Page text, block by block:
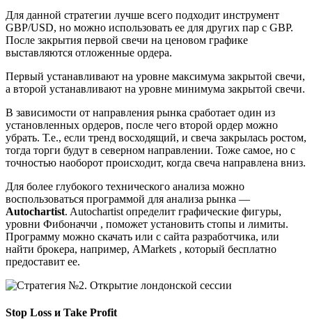
Для данной стратегии лучше всего подходит инструмент
GBP/USD, но можно использовать ее для других пар с GBP.
После закрытия первой свечи на ценовом графике
выставляются отложенные ордера.
Первый устанавливают на уровне максимума закрытой свечи,
а второй устанавливают на уровне минимума закрытой свечи.
В зависимости от направления рынка сработает один из
установленных ордеров, после чего второй ордер можно
убрать. Т.е., если тренд восходящий, и свеча закрылась ростом,
тогда торги будут в северном направлении. Тоже самое, но с
точностью наоборот происходит, когда свеча направлена вниз.
Для более глубокого технического анализа можно
воспользоваться программой для анализа рынка —
Autochartist. Autochartist определит графические фигуры,
уровни Фибоначчи , поможет установить стопы и лимиты.
Программу можно скачать или с сайта разработчика, или
найти брокера, например, AMarkets , который бесплатно
предоставит ее.
Stop Loss и Take Profit